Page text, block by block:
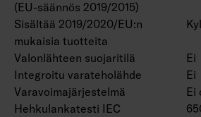
muokattavissa asiakkaan
Valaisin on saatavana myös
linssivaihtoehdoilla. Erikseen
runkovärit RAL-Classic -
myös värilämpötila 3000 K
> 90 sekä erilaisilla
(EU-säännös 2019/2015)
Sisältää 2019/2020/EU:n
mukaisia tuotteita
Valonlähteen suojaritilä
Ei
Integroitu varateholähde
Ei
Varavoimajärjestelmä
Ei
Hehkulankatesti IEC